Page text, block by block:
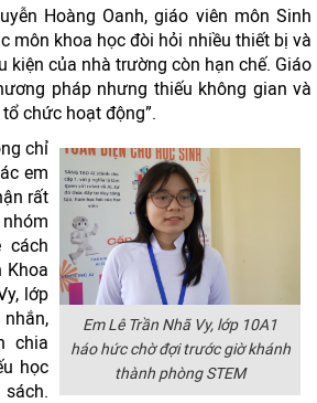
Hoàng Oanh, giáo viên môn Sinh
môn khoa học đòi hỏi nhiều thiết bị và
kiện của nhà trường còn hạn chế. Giáo
pháp nhưng thiếu không gian và
chức hoạt động”.
Em Lê Trần Nhã Vy, lớp 10A1
háo hức chờ đợi trước giờ khánh
thành phòng STEM
chỉ
em
rất
cách
Khoa
lớp
chia
học